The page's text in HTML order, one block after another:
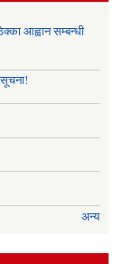
आह्वान सम्बन्धी
अन्य